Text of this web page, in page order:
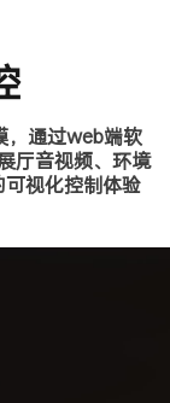
，通过web端软
厅音视频、环境
可视化控制体验